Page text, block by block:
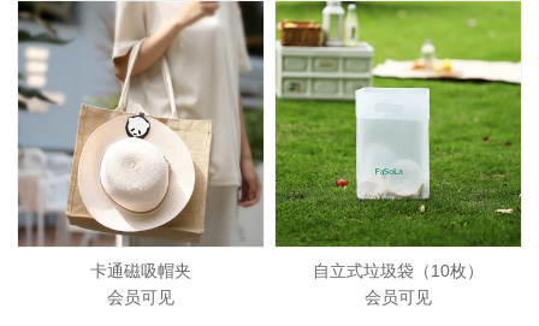
卡通磁吸帽夹
会员可见
自立式垃圾袋（10枚）
会员可见